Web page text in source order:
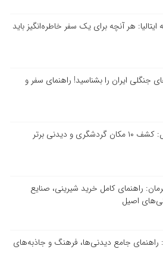
ایتالیا: هر آنچه برای یک سفر خاطره‌انگیز باید
جنگلی ایران را بشناسید! راهنمای سفر و
و دیدنی برتر
راهنمای کامل خرید شیرینی، صنایع
اصیل
راهنمای جامع دیدنی‌ها، فرهنگ و جاذبه‌های